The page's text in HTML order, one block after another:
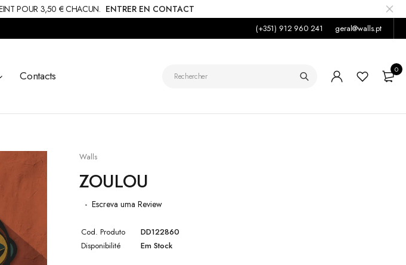
POUR 3,50 € CHACUN. ENTRER EN CONTACT
(+351) 912 960 241 geral@walls.pt
Contacts 0
Walls
ZOULOU
Escreva uma Review
Cod. Produto
DD122860
Disponibilité
Em Stock